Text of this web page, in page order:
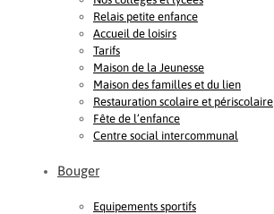
Relais petite enfance
Accueil de loisirs
Tarifs
Maison de la Jeunesse
Maison des familles et du lien
Restauration scolaire et périscolaire
Fête de l’enfance
Centre social intercommunal
Bouger
Equipements sportifs